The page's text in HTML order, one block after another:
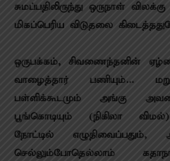
சுமப்பதிலிருந்து ஒருநாள்
மிகப்பெரிய விடுதலை
ஒருபக்கம், சிவணைந்தனின்
வாழைத்தார் பணியும்…
பள்ளிக்கூடமும் அங்கு
பூங்கொடியும் (நிகிலா
நோட்டில்
செல்லும்போதெல்லாம்